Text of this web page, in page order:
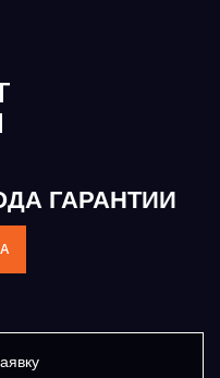
ГАРАНТИИ